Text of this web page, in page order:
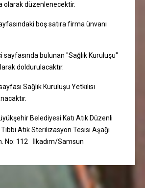
olarak düzenlenecektir.
boş satıra firma ünvanı
bulunan "Sağlık Kuruluşu"
doldurulacaktır.
Sağlık Kuruluşu Yetkilisi
Belediyesi Katı Atık Düzenli
Atık Sterilizasyon Tesisi Aşağı
No: 112 İlkadım/Samsun